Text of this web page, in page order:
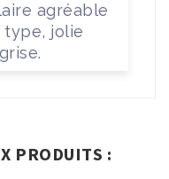
agréable
type, jolie
PRODUITS :